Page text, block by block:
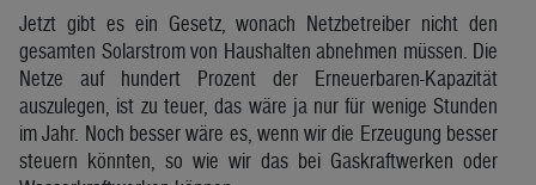
Jetzt gibt es ein Gesetz, wonach Netzbetreiber nicht den
gesamten Solarstrom von Haushalten abnehmen müssen. Die
Netze auf hundert Prozent der Erneuerbaren-Kapazität
auszulegen, ist zu teuer, das wäre ja nur für wenige Stunden
im Jahr. Noch besser wäre es, wenn wir die Erzeugung besser
steuern könnten, so wie wir das bei Gaskraftwerken oder